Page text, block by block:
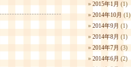
2015年1月 (1)
2014年10月 (1)
2014年9月 (1)
2014年8月 (1)
2014年7月 (3)
2014年6月 (2)